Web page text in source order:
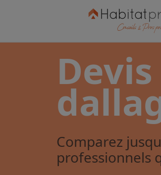
Comparez
professionnels